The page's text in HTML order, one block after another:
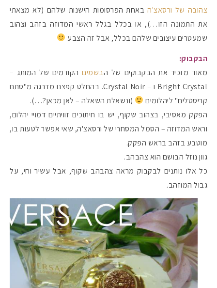
מקדמי הגנה
#הסטודיושלקורין
צהובה של ורסאצ'הבאחת הפרסומות הישנות שלהם (לא מצאתי
את התמונה הזו…), או בכלל בגלל ראשי המדוזה בזהב וצהוב
שמעטרים עיצובים שלהם בכלל, אבל זה הצבע
הבקבוק:
מאוד מזכיר את הבקבוקים של הבשמיםהקודמים של המותג –
Bright Crystal ו – Crystal Noir. בהחלט קפצנו מדרגה מ"סתם
קריסטלים" ליהלומים
(ונשאלת השאלה – לאן מכאן?…).
הפקק מאסיבי, בצהוב שקוף, יש בו חיתוכים זוויתיים דמויי יהלום,
וראש המדוזה – הסמל המסחרי של ורסאצ'ה, שאי אפשר לטעות בו,
מוטבע בזהב בראש הפקק.
גוון נוזל הבושם הוא צהבהב.
כל אלו נותנים לבקבוק מראה צהבהב שקוף, אבל עשיר וחי, על
גבול המוזהב.